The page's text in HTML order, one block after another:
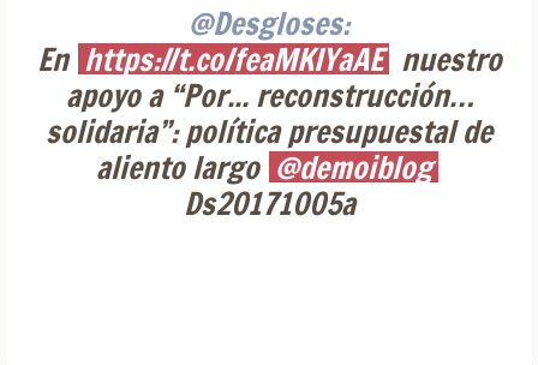
@Desgloses:
En https://t.co/feaMKIYaAE nuestro
apoyo a “Por... reconstrucción…
solidaria”: política presupuestal de
aliento largo @demoiblog
Ds20171005a